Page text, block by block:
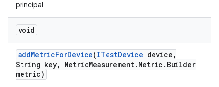
principal.
void
addMetricForDevice(ITestDevice device ,
String key, MetricMeasurement. Metric . Builder
metric)